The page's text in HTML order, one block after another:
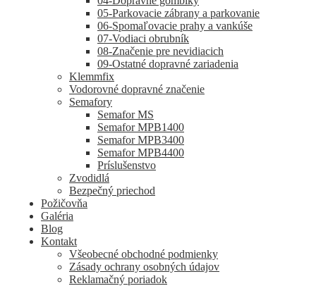
05-Parkovacie zábrany a parkovanie
06-Spomaľovacie prahy a vankúše
07-Vodiaci obrubník
08-Značenie pre nevidiacich
09-Ostatné dopravné zariadenia
Klemmfix
Vodorovné dopravné značenie
Semafory
Semafor MS
Semafor MPB1400
Semafor MPB3400
Semafor MPB4400
Príslušenstvo
Zvodidlá
Bezpečný priechod
Požičovňa
Galéria
Blog
Kontakt
Všeobecné obchodné podmienky
Zásady ochrany osobných údajov
Reklamačný poriadok